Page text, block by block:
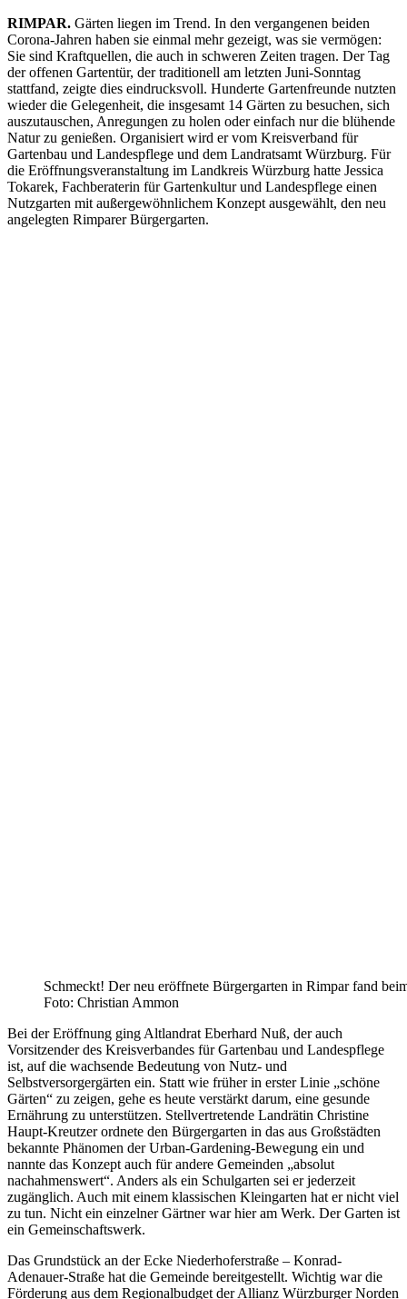
RIMPAR. Gärten liegen im Trend. In den vergangenen beiden
Corona-Jahren haben sie einmal mehr gezeigt, was sie vermögen:
Sie sind Kraftquellen, die auch in schweren Zeiten tragen. Der Tag
der offenen Gartentür, der traditionell am letzten Juni-Sonntag
stattfand, zeigte dies eindrucksvoll. Hunderte Gartenfreunde nutzten
wieder die Gelegenheit, die insgesamt 14 Gärten zu besuchen, sich
auszutauschen, Anregungen zu holen oder einfach nur die blühende
Natur zu genießen. Organisiert wird er vom Kreisverband für
Gartenbau und Landespflege und dem Landratsamt Würzburg. Für
die Eröffnungsveranstaltung im Landkreis Würzburg hatte Jessica
Tokarek, Fachberaterin für Gartenkultur und Landespflege einen
Nutzgarten mit außergewöhnlichem Konzept ausgewählt, den neu
angelegten Rimparer Bürgergarten.
Schmeckt! Der neu eröffnete Bürgergarten in Rimpar fand
Foto: Christian Ammon
Bei der Eröffnung ging Altlandrat Eberhard Nuß, der auch
Vorsitzender des Kreisverbandes für Gartenbau und Landespflege
ist, auf die wachsende Bedeutung von Nutz- und
Selbstversorgergärten ein. Statt wie früher in erster Linie „schöne
Gärten“ zu zeigen, gehe es heute verstärkt darum, eine gesunde
Ernährung zu unterstützen. Stellvertretende Landrätin Christine
Haupt-Kreutzer ordnete den Bürgergarten in das aus Großstädten
bekannte Phänomen der Urban-Gardening-Bewegung ein und
nannte das Konzept auch für andere Gemeinden „absolut
nachahmenswert“. Anders als ein Schulgarten sei er jederzeit
zugänglich. Auch mit einem klassischen Kleingarten hat er nicht viel
zu tun. Nicht ein einzelner Gärtner war hier am Werk. Der Garten ist
ein Gemeinschaftswerk.
Das Grundstück an der Ecke Niederhoferstraße – Konrad-
Adenauer-Straße hat die Gemeinde bereitgestellt. Wichtig war die
Förderung aus dem Regionalbudget der Allianz Würzburger Norden